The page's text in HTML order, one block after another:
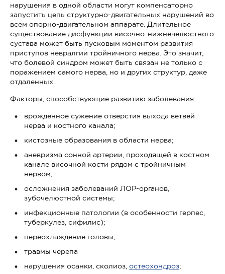
нарушения в одной области могут компенсаторно
запустить цепь структурно-двигательных нарушений во
всем опорно-двигательном аппарате. Длительное
существование дисфункции височно-нижнечелюстного
сустава может быть пусковым моментом развития
приступов невралгии тройничного нерва. Это значит,
что болевой синдром может быть связан не только с
поражением самого нерва, но и других структур, даже
отдаленных.
Факторы, способствующие развитию заболевания:
врожденное сужение отверстия выхода ветвей
нерва и костного канала;
кистозные образования в области нерва;
аневризма сонной артерии, проходящей в костном
канале височной кости рядом с тройничным
нервом;
осложнения заболеваний ЛОР-органов,
зубочелюстной системы;
инфекционные патологии (в особенности герпес,
туберкулез, сифилис);
переохлаждение головы;
травмы черепа
нарушения осанки, сколиоз, остеохондроз;